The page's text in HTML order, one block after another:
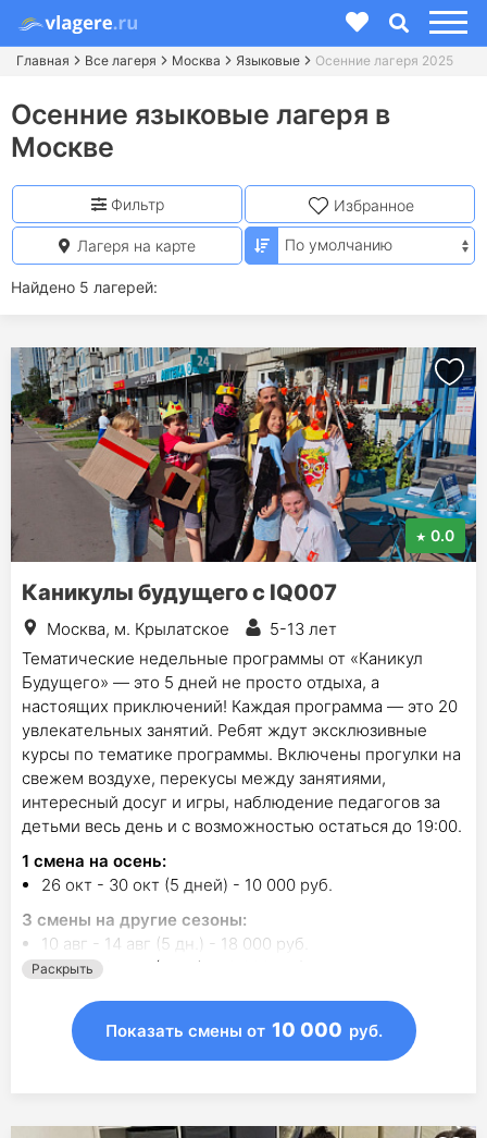
Главная Все лагеря Москва Языковые Осенние лагеря 2025
Осенние языковые лагеря в
Москве
Найдено 5 лагерей:
Фильтр Избранное
Лагеря на карте
0.0
Каникулы будущего с IQ007
Москва, м. Крылатское
5-13 лет
Тематические недельные программы от «Каникул
Будущего» — это 5 дней не просто отдыха, а
настоящих приключений! Каждая программа — это 20
увлекательных занятий. Ребят ждут эксклюзивные
курсы по тематике программы. Включены прогулки на
свежем воздухе, перекусы между занятиями,
интересный досуг и игры, наблюдение педагогов за
детьми весь день и с возможностью остаться до 19:00.
1 смена на осень:
26 окт - 30 окт (5 дней) - 10 000 руб.
3 смены на другие сезоны:
10 авг - 14 авг (5 дн.) - 18 000 руб.
17 авг - 21 авг (5 дн.) - 18 000 руб.
Раскрыть
Показать смены от 10 000 руб.